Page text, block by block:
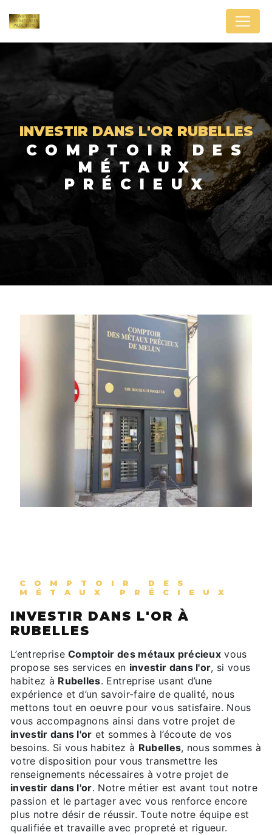
INVESTIR DANS L'OR RUBELLES
COMPTOIR DES
MÉTAUX
PRÉCIEUX
COMPTOIR DES
MÉTAUX PRÉCIEUX
INVESTIR DANS L'OR À
RUBELLES
L’entrepriseComptoir des métaux précieux vous
propose ses services en investir dans l'or, si vous
habitez à Rubelles. Entreprise usant d’une
expérience et d’un savoir-faire de qualité, nous
mettons tout en oeuvre pour vous satisfaire. Nous
vous accompagnons ainsi dans votre projet de
investir dans l'or et sommes à l’écoute de vos
besoins. Si vous habitez à Rubelles, nous sommes à
votre disposition pour vous transmettre les
renseignements nécessaires à votre projet de
investir dans l'or. Notre métier est avant tout notre
passion et le partager avec vous renforce encore
plus notre désir de réussir. Toute notre équipe est
qualifiée et travaille avec propreté et rigueur.